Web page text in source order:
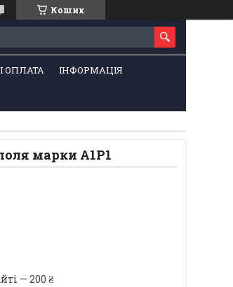
Кошик
ОПЛАТА ІНФОРМАЦІЯ
марки А1Р1
— 200 ₴